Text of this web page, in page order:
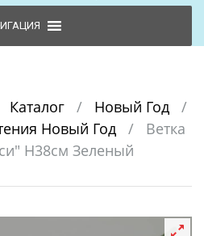
Каталог / Новый Год
/
Новый Год
/
Ветка
H38см Зеленый